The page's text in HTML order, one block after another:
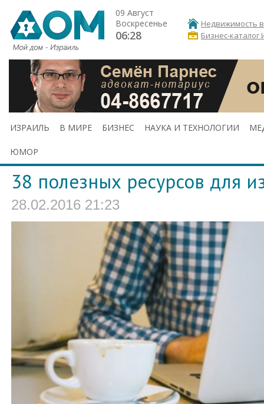
09 Август
Воскресенье
06:28
Недвижимость
Бизнес-каталог
ИЗРАИЛЬ В МИРЕ БИЗНЕС НАУКА И ТЕХНОЛОГИИ
ЮМОР
38 полезных ресурсов для
28.02.2016 21:23